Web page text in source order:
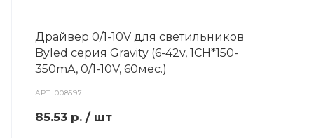
Драйвер 0/1-10V для светильников
Byled серия Gravity (6-42v, 1CH*150-
350mA, 0/1-10V, 60мес.)
АРТ.008597
85.53 р. / шт